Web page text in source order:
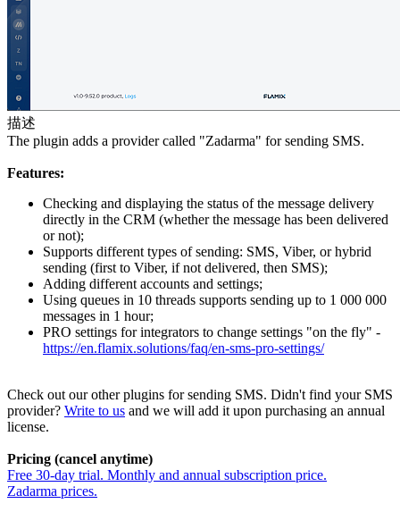
描述
The plugin adds a provider called "Zadarma" for sending SMS.
Features:
Checking and displaying the status of the message delivery
directly in the CRM (whether the message has been delivered
or not);
Supports different types of sending: SMS, Viber, or hybrid
sending (first to Viber, if not delivered, then SMS);
Adding different accounts and settings;
Using queues in 10 threads supports sending up to 1 000 000
messages in 1 hour;
PRO settings for integrators to change settings "on the fly" -
https://en.flamix.solutions/faq/en-sms-pro-settings/
Check out our other plugins for sending SMS. Didn't find your SMS
provider? Write to us and we will add it upon purchasing an annual
license.
Pricing (cancel anytime)
Free 30-day trial. Monthly and annual subscription price.
Zadarma prices.